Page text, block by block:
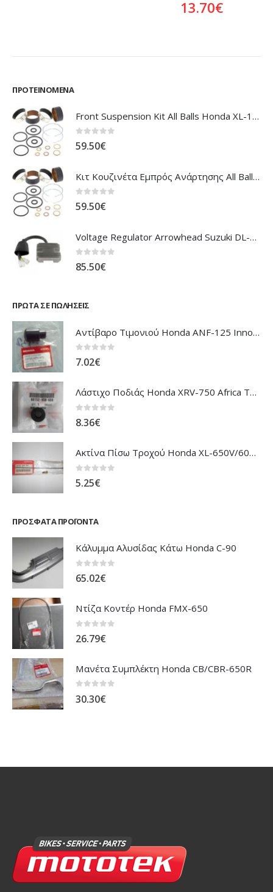
ΠΡΟΤΕΙΝΌΜΕΝΑ
Front Suspension Kit All Balls Honda XL-1000V Varadero
0 out of 5
59.50€
Κιτ Κουζινέτα Εμπρός Ανάρτησης All Balls Honda CBR-1100XX Blackbird
0 out of 5
59.50€
Voltage Regulator Arrowhead Suzuki DL-1000 V'Strom
0out of 5
85.50€
ΠΡΏΤΑ ΣΕ ΠΩΛΉΣΕΙΣ
Αντίβαρο Τιμονιού Honda ANF-125 Innova
0out of 5
7.02€
Λάστιχο Ποδιάς Honda XRV-750 Africa Twin
0out of 5
8.36€
Ακτίνα Πίσω Τροχού Honda XL-650V/600V Transalp
5.25€
ΠΡΌΣΦΑΤΑ ΠΡΟΪΌΝΤΑ
Κάλυμμα Αλυσίδας Κάτω Honda C-90
65.02€
Ντίζα Κοντέρ Honda FMX-650
26.79€
Μανέτα Συμπλέκτη Honda CB/CBR-650R
30.30€